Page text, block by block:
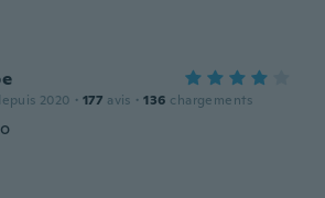
2020 · 177 avis · 136 chargements